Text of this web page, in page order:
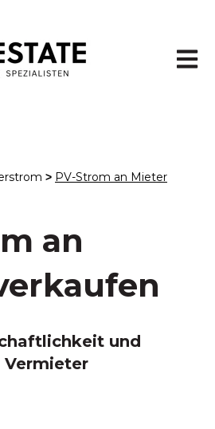
> PV-Strom an Mieter
an
und
Vermieter